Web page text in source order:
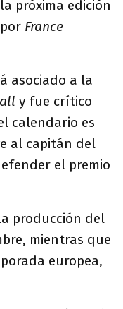
próxima edición
France
asociado a la
y fue crítico
calendario es
al capitán del
el premio
producción del
mientras que
europea,